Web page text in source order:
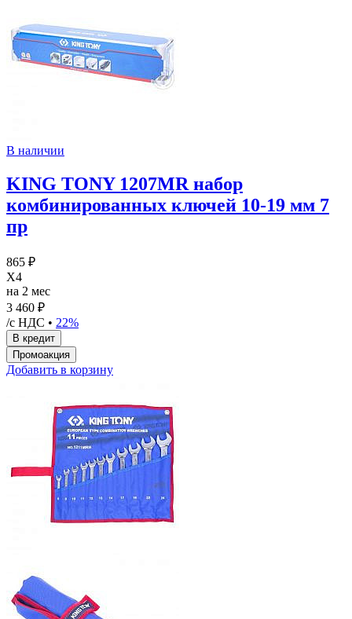
В наличии
KING TONY 1207MR набор
комбинированных ключей 10-19 мм 7
пр
865 ₽
X4
на 2 мес
3 460 ₽
/с НДС • 22%
Добавить в корзину